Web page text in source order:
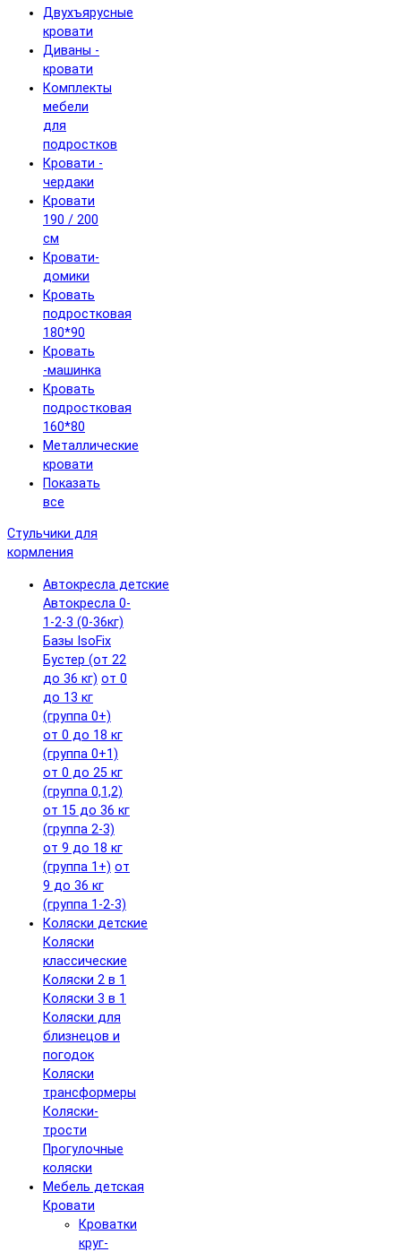
Двухъярусные
кровати
Диваны -
кровати
Комплекты
мебели
для
подростков
Кровати -
чердаки
Кровати
190 / 200
см
Кровати-
домики
Кровать
подростковая
180*90
Кровать
-машинка
Кровать
подростковая
160*80
Металлические
кровати
Показать
все
Стульчики для
кормления
Автокресла детские
Автокресла 0-
1-2-3 (0-36кг)
Базы IsoFix
Бустер (от 22
до 36 кг) от 0
до 13 кг
(группа 0+)
от 0 до 18 кг
(группа 0+1)
от 0 до 25 кг
(группа 0,1,2)
от 15 до 36 кг
(группа 2-3)
от 9 до 18 кг
(группа 1+) от
9 до 36 кг
(группа 1-2-3)
Коляски детские
Коляски
классические
Коляски 2 в 1
Коляски 3 в 1
Коляски для
близнецов и
погодок
Коляски
трансформеры
Коляски-
трости
Прогулочные
коляски
Мебель детская
Кровати
Кроватки
круг-